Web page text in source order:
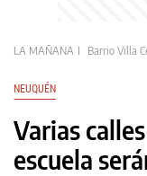
LA MAÑANA Barrio Villa
NEUQUÉN
Varias
escuela